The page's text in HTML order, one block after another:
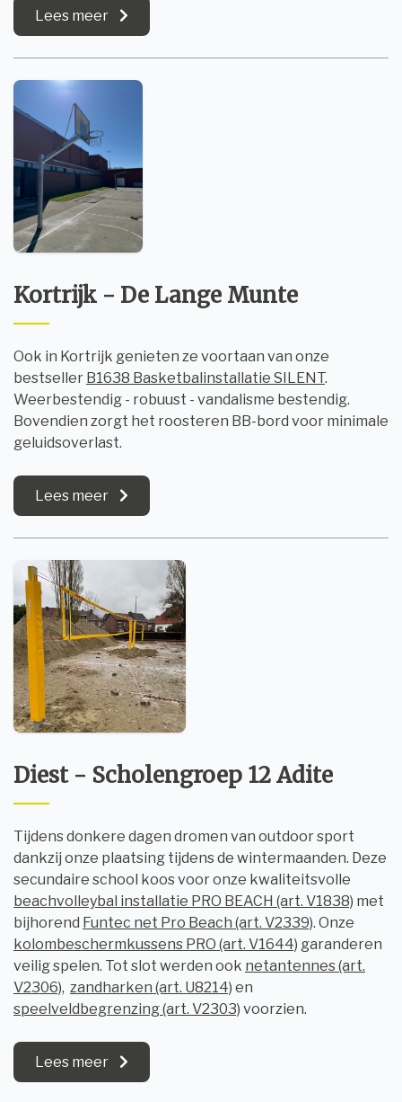
Lees meer
Kortrijk - De Lange Munte
Ook in Kortrijk genieten ze voortaan van onze
bestseller B1638 Basketbalinstallatie SILENT.
Weerbestendig - robuust - vandalisme bestendig.
Bovendien zorgt het roosteren BB-bord voor minimale
geluidsoverlast.
Lees meer
Diest - Scholengroep 12 Adite
Tijdens donkere dagen dromen van outdoor sport
dankzij onze plaatsing tijdens de wintermaanden. Deze
secundaire school koos voor onze kwaliteitsvolle
beachvolleybal installatie PRO BEACH (art. V1838) met
bijhorend Funtec net Pro Beach (art. V2339). Onze
kolombeschermkussens PRO (art. V1644) garanderen
veilig spelen. Tot slot werden ook netantennes (art.
V2306), zandharken (art. U8214) en
speelveldbegrenzing (art. V2303) voorzien.
Lees meer